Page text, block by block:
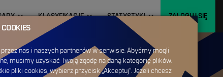
KLASYFIKACJE STATYSTYKI ZALOGUJ SIĘ
nas i naszych partnerów w serwisie. Abyśmy mogli
musimy uzyskać Twoją zgodę na daną kategorię plików.
pliki cookies, wybierz przycisk „Akceptuj”. Jeżeli chcesz